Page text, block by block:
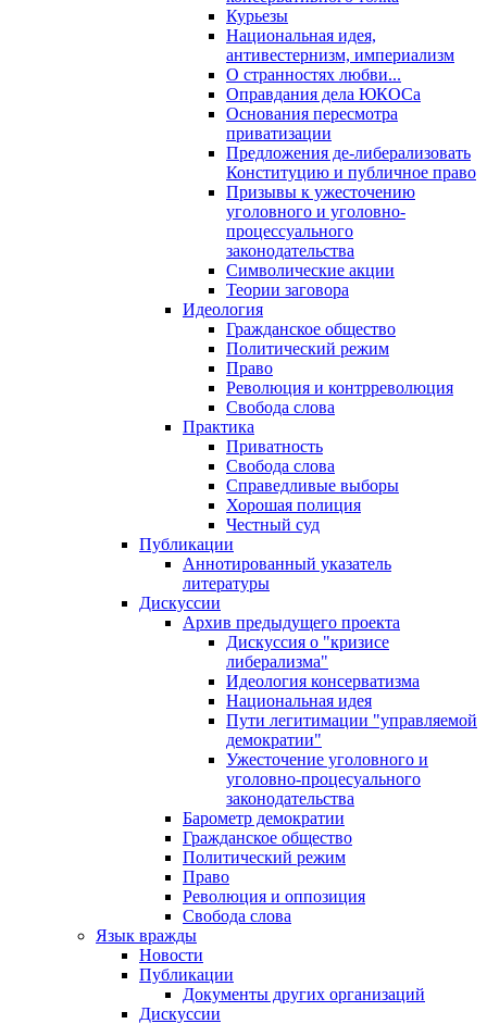
Курьезы
Национальная идея,
антивестернизм, империализм
О странностях любви...
Оправдания дела ЮКОСа
Основания пересмотра
приватизации
Предложения де-либерализовать
Конституцию и публичное право
Призывы к ужесточению
уголовного и уголовно-
процессуального
законодательства
Символические акции
Теории заговора
Идеология
Гражданское общество
Политический режим
Право
Революция и контрреволюция
Свобода слова
Практика
Приватность
Свобода слова
Справедливые выборы
Хорошая полиция
Честный суд
Публикации
Аннотированный указатель
литературы
Дискуссии
Архив предыдущего проекта
Дискуссия о "кризисе
либерализма"
Идеология консерватизма
Национальная идея
Пути легитимации "управляемой
демократии"
Ужесточение уголовного и
уголовно-процесуального
законодательства
Барометр демократии
Гражданское общество
Политический режим
Право
Революция и оппозиция
Свобода слова
Язык вражды
Новости
Публикации
Документы других организаций
Дискуссии